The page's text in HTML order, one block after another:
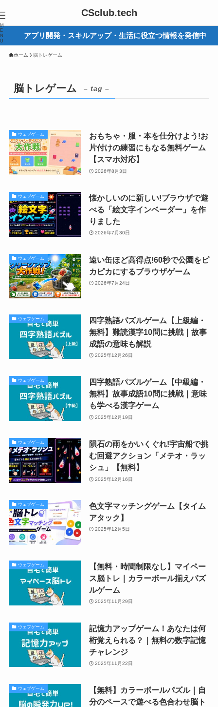
CSclub.tech
M
E
N
U
アプリ開発・スキルアップ・生活に役立つ情報を発信中
ホーム 脳トレゲーム
脳トレゲーム – tag –
ウェブゲーム
おもちゃ・服・本を仕分けよう!お
片付けの練習にもなる無料ゲーム
【スマホ対応】
2026年8月3日
ウェブゲーム
懐かしいのに新しい!ブラウザで遊
べる「絵文字インベーダー」を作
りました
2026年7月30日
ウェブゲーム
遠い缶ほど高得点!60秒で公園をピ
カピカにするブラウザゲーム
2026年7月24日
ウェブゲーム
四字熟語パズルゲーム【上級編・
無料】難読漢字10問に挑戦｜故事
成語の意味も解説
2025年12月26日
ウェブゲーム
四字熟語パズルゲーム【中級編・
無料】故事成語10問に挑戦｜意味
も学べる漢字ゲーム
2025年12月19日
ウェブゲーム
隕石の雨をかいくぐれ!宇宙船で挑
む回避アクション「メテオ・ラッ
シュ」【無料】
2025年12月16日
ウェブゲーム
色文字マッチングゲーム【タイム
アタック】
2025年12月5日
ウェブゲーム
【無料・時間制限なし】マイペー
ス脳トレ｜カラーボール揃えパズ
ルゲーム
2025年11月29日
ウェブゲーム
記憶力アップゲーム！あなたは何
桁覚えられる？｜無料の数字記憶
チャレンジ
2025年11月22日
ウェブゲーム
【無料】カラーボールパズル｜自
分のペースで遊べる色合わせ脳ト